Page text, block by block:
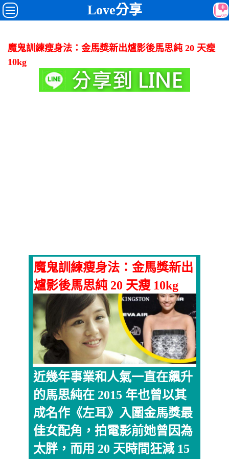
Love分享
魔鬼訓練瘦身法：金馬獎新出爐影後馬思純 20 天瘦
10kg
魔鬼訓練瘦身法：金馬獎新出
爐影後馬思純 20 天瘦 10kg
近幾年事業和人氣一直在飆升
的馬思純在 2015 年也曾以其
成名作《左耳》入圍金馬獎最
佳女配角，拍電影前她曾因為
太胖，而用 20 天時間狂減 15